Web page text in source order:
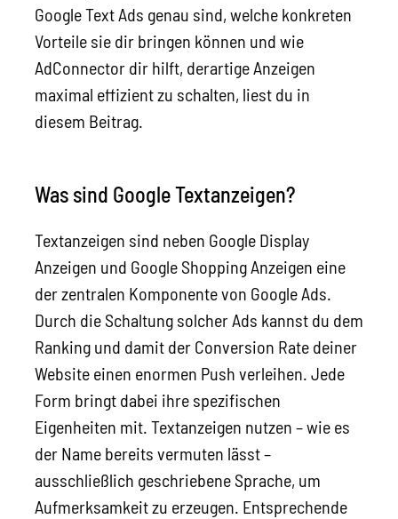
Google Text Ads genau sind, welche konkreten
Vorteile sie dir bringen können und wie
AdConnector dir hilft, derartige Anzeigen
maximal effizient zu schalten, liest du in
diesem Beitrag.
Was sind Google Textanzeigen?
Textanzeigen sind neben Google Display
Anzeigen und Google Shopping Anzeigen eine
der zentralen Komponente von Google Ads.
Durch die Schaltung solcher Ads kannst du dem
Ranking und damit der Conversion Rate deiner
Website einen enormen Push verleihen. Jede
Form bringt dabei ihre spezifischen
Eigenheiten mit. Textanzeigen nutzen – wie es
der Name bereits vermuten lässt –
ausschließlich geschriebene Sprache, um
Aufmerksamkeit zu erzeugen. Entsprechende